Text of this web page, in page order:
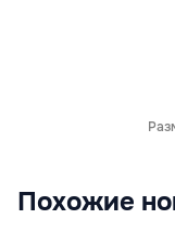
Похожие